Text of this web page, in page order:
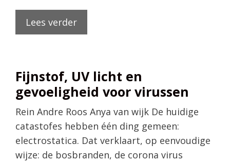
Lees verder
Fijnstof, UV licht en
gevoeligheid voor virussen
Rein Andre Roos Anya van wijk De huidige
catastofes hebben één ding gemeen:
electrostatica. Dat verklaart, op eenvoudige
wijze: de bosbranden, de corona virus